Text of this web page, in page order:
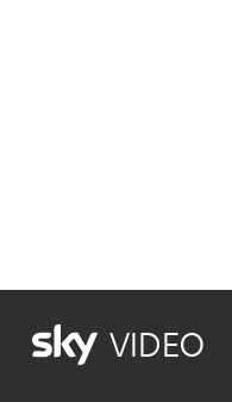
VIDEO